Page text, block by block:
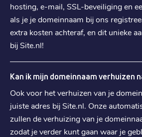
Registratie: € 5,49
Verhuizen: € 5,49
Verlengen € 8,29
.ch
€ 6,29
Verhuizen: € 6,29
Verlengen: € 9,39
hosting, e-mail, SSL-beveiliging en
als je je domeinnaam bij ons
extra kosten achteraf, en dit unieke
bij Site.nl!
Kan ik mijn domeinnaam verhuizen
Ook voor het verhuizen van je
juiste adres bij Site.nl. Onze
zullen de verhuizing van je
zodat je verder kunt gaan waar je